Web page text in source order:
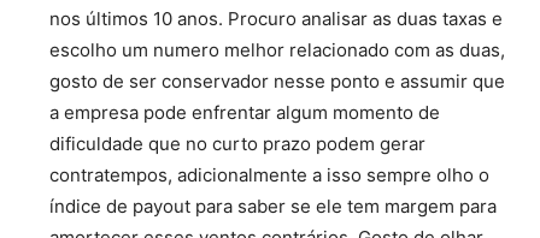
nos últimos 10 anos. Procuro analisar as duas taxas e
escolho um numero melhor relacionado com as duas,
gosto de ser conservador nesse ponto e assumir que
a empresa pode enfrentar algum momento de
dificuldade que no curto prazo podem gerar
contratempos, adicionalmente a isso sempre olho o
índice de payout para saber se ele tem margem para